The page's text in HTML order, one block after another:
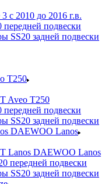
с 2010 до 2016 г.в.
передней подвески
SS20 задней подвески
T250
Aveo T250
передней подвески
SS20 задней подвески
DAEWOO Lanos
Lanos DAEWOO Lanos
передней подвески
SS20 задней подвески